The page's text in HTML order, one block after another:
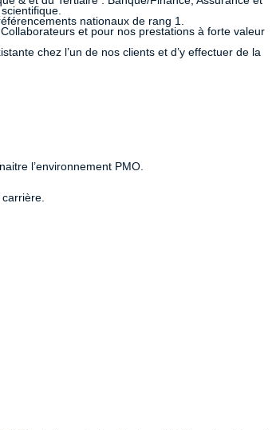
nationaux de rang 1.
et pour nos prestations à forte valeur
chez l’un de nos clients et d’y effectuer de la
l’environnement PMO.